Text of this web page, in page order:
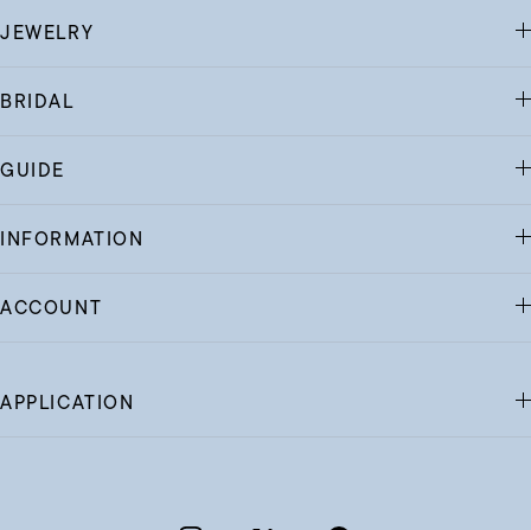
JEWELRY
BRIDAL
GUIDE
INFORMATION
ACCOUNT
APPLICATION